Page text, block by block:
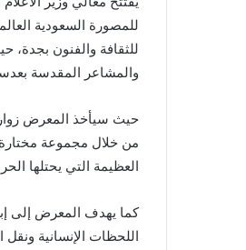
والمشاعر المقدسة
حيث سيأخذ المعرض
من خلال مجموعة مختارة
العظيمة التي يحتلها
كما يهدف المعرض إلى
اللحظات الإنسانية